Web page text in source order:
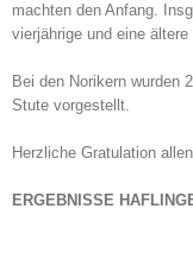
machten den Anfang.
vierjährige und eine
Bei den Norikern wurden
Stute vorgestellt.
Herzliche Gratulation
ERGEBNISSE